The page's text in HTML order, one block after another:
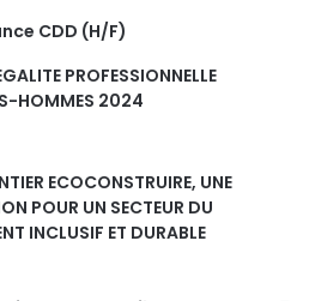
CDD (H/F)
PROFESSIONNELLE
HOMMES 2024
ECOCONSTRUIRE, UNE
POUR UN SECTEUR DU
INCLUSIF ET DURABLE